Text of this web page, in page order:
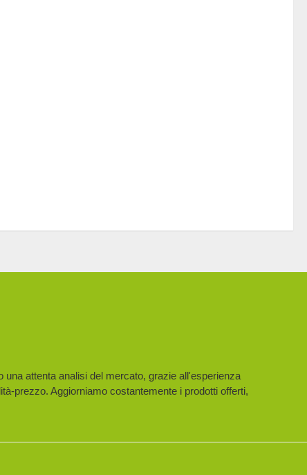
attenta analisi del mercato, grazie all'esperienza
prezzo. Aggiorniamo costantemente i prodotti offerti,